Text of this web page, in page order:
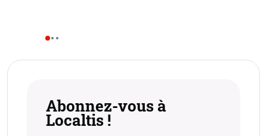
Abonnez-vous à
Localtis !